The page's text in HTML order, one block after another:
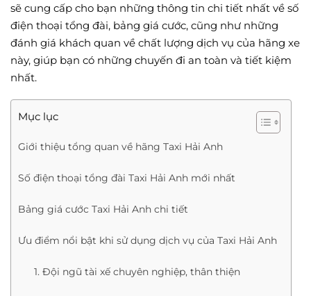
sẽ cung cấp cho bạn những thông tin chi tiết nhất về số
điện thoại tổng đài, bảng giá cước, cũng như những
đánh giá khách quan về chất lượng dịch vụ của hãng xe
này, giúp bạn có những chuyến đi an toàn và tiết kiệm
nhất.
Mục lục
Giới thiệu tổng quan về hãng Taxi Hải Anh
Số điện thoại tổng đài Taxi Hải Anh mới nhất
Bảng giá cước Taxi Hải Anh chi tiết
Ưu điểm nổi bật khi sử dụng dịch vụ của Taxi Hải Anh
1. Đội ngũ tài xế chuyên nghiệp, thân thiện